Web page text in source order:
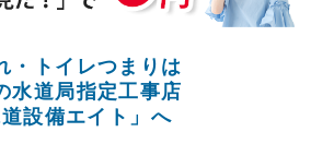
・トイレつまりは
水道局指定工事店
道設備エイト」へ